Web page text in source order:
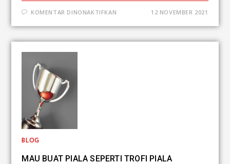
KOMENTAR DINONAKTIFKAN 12 NOVEMBER 2021
BLOG
MAU BUAT PIALA SEPERTI TROFI PIALA